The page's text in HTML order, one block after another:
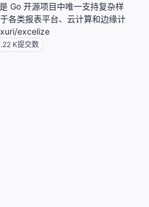
Go 开源项目中唯一支持复杂样
各类报表平台、云计算和边缘计
excelize
K提交数